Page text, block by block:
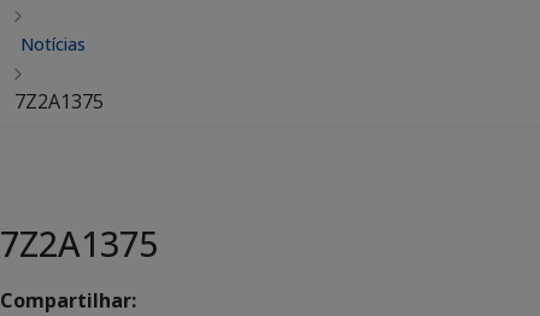
Notícias
7Z2A1375
7Z2A1375
Compartilhar: